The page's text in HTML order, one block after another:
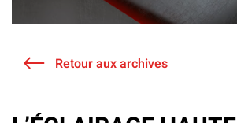
Retour aux archives